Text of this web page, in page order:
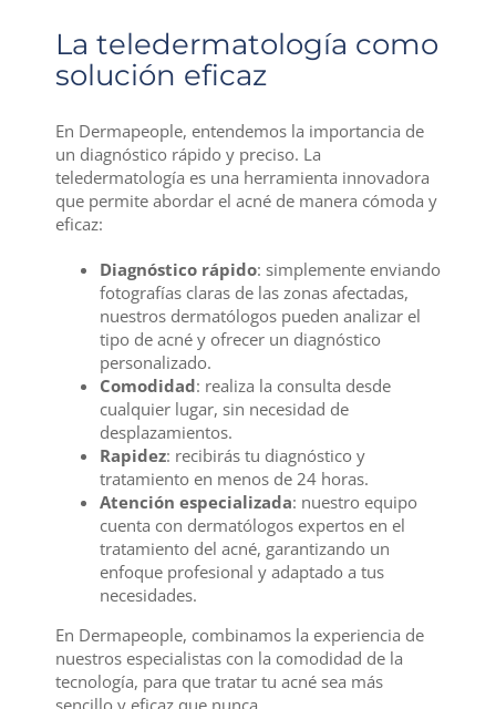
La teledermatología como
solución eficaz
En Dermapeople, entendemos la importancia de
un diagnóstico rápido y preciso. La
teledermatología es una herramienta innovadora
que permite abordar el acné de manera cómoda y
eficaz:
Diagnóstico rápido: simplemente enviando
fotografías claras de las zonas afectadas,
nuestros dermatólogos pueden analizar el
tipo de acné y ofrecer un diagnóstico
personalizado.
Comodidad: realiza la consulta desde
cualquier lugar, sin necesidad de
desplazamientos.
Rapidez: recibirás tu diagnóstico y
tratamiento en menos de 24 horas.
Atención especializada: nuestro equipo
cuenta con dermatólogos expertos en el
tratamiento del acné, garantizando un
enfoque profesional y adaptado a tus
necesidades.
En Dermapeople, combinamos la experiencia de
nuestros especialistas con la comodidad de la
tecnología, para que tratar tu acné sea más
sencillo y eficaz que nunca.